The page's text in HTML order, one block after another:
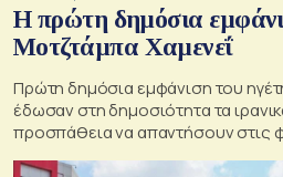
Η πρώτη δημόσια
Μοτζτάμπα Χαμενεΐ
Πρώτη δημόσια εμφάνιση του
έδωσαν στη δημοσιότητα τα
προσπάθεια να απαντήσουν στις
κατάσταση της υγείας του